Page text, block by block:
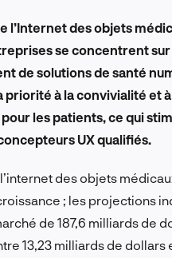
l’Internet des objets
se concentrent sur
de solutions de santé
priorité à la convivialité et à
les patients, ce qui
UX qualifiés.
des objets
; les projections
de 187,6 milliards de
13,23 milliards de dollars